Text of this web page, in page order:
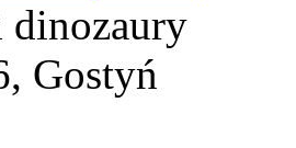
dinozaury
Gostyń